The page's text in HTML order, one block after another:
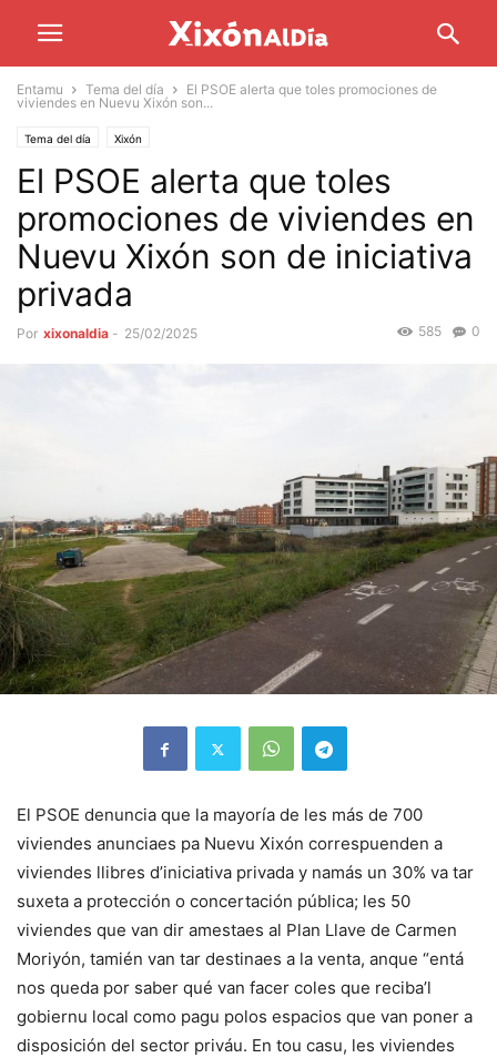
Entamu Tema del día
El PSOE alerta que toles promociones de
viviendes en Nuevu Xixón son...
Tema del día Xixón
El PSOE alerta que toles
promociones de viviendes en
Nuevu Xixón son de iniciativa
privada
Por xixonaldia - 25/02/2025 0
585
El PSOE denuncia que la mayoría de les más de 700
viviendes anunciaes pa Nuevu Xixón correspuenden a
viviendes llibres d’iniciativa privada y namás un 30% va tar
suxeta a protección o concertación pública; les 50
viviendes que van dir amestaes al Plan Llave de Carmen
Moriyón, tamién van tar destinaes a la venta, anque “entá
nos queda por saber qué van facer coles que reciba’l
gobiernu local como pagu polos espacios que van poner a
disposición del sector priváu. En tou casu, les viviendes